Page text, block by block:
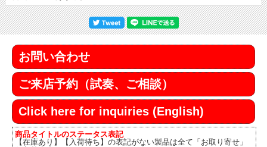
お問い合わせ
ご来店予約（試奏、ご相談）
Click here for inquiries (English)
商品タイトルのステータス表記
【在庫あり】【入荷待ち】の表記がない製品は全て「お取り寄せ」